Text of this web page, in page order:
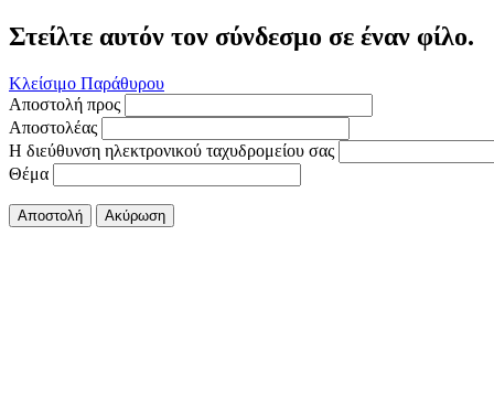
Στείλτε αυτόν τον σύνδεσμο σε έναν φίλο.
Κλείσιμο Παράθυρου
Αποστολή προς
Αποστολέας
Η διεύθυνση ηλεκτρονικού ταχυδρομείου σας
Θέμα
Αποστολή Ακύρωση